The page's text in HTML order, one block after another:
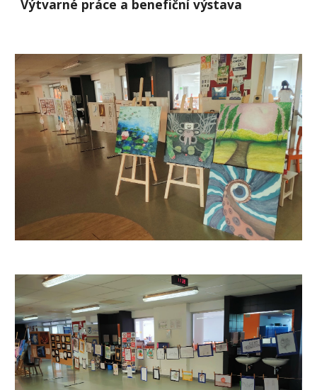
Výtvarné práce a benefiční výstava